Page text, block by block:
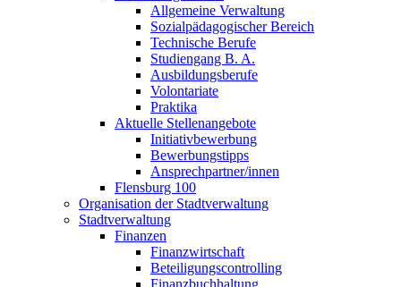
Allgemeine Verwaltung
Sozialpädagogischer Bereich
Technische Berufe
Studiengang B. A.
Ausbildungsberufe
Volontariate
Praktika
Aktuelle Stellenangebote
Initiativbewerbung
Bewerbungstipps
Ansprechpartner/innen
Flensburg 100
Organisation der Stadtverwaltung
Stadtverwaltung
Finanzen
Finanzwirtschaft
Beteiligungscontrolling
Finanzbuchhaltung